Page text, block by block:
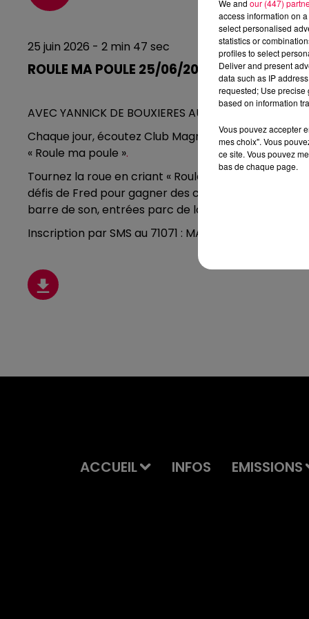
25 juin 2026 - 2 min 47 sec
ROULE MA POULE 25/06/2026
AVEC YANNICK DE BOUXIERES AUX BOIS
Chaque jour, écoutez Club Magnum avecFredentre
« Roule ma poule ».
Tournez la roue en criant « Roule ma poule »
plus
défis de Fred pour gagner des cadeaux : AirPods,
barre de son, entrées parc de loisirs etc…
Inscription par SMS au 71071 : MAGNUM + POULE
ACCUEIL INFOS EMISSIONS
We and our (447)
access information on
select personalised
statistics or
profiles to select
Deliver and present
data such as IP
requested; Use precise
based on information
Vous pouvez accepter
mes choix". Vous
ce site. Vous pouvez
bas de chaque page.